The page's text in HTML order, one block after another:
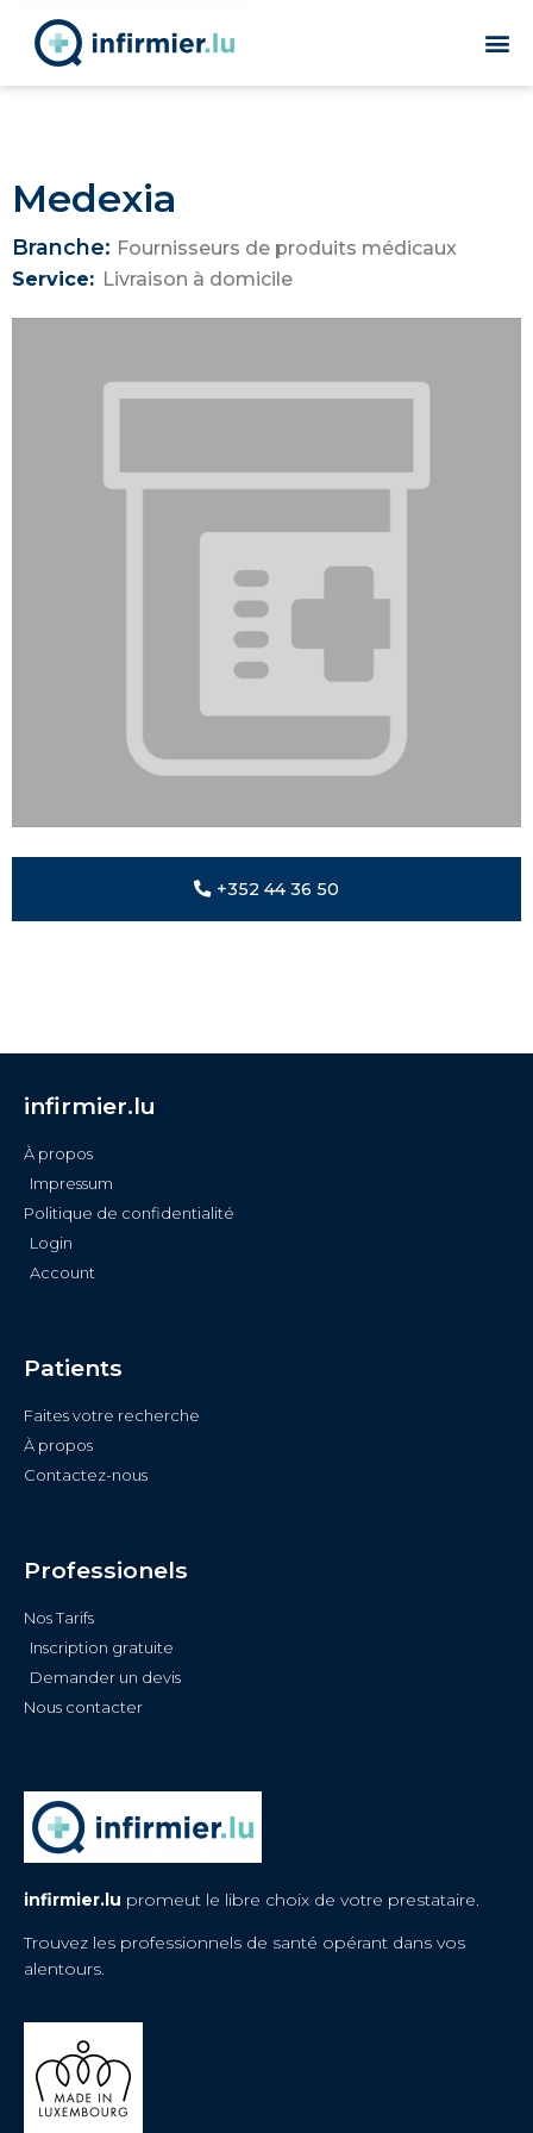
Medexia
Branche: Fournisseurs de produits médicaux
Service: Livraison à domicile
+352 44 36 50
infirmier.lu
À propos
Impressum
Politique de confidentialité
Login
Account
Patients
Faites votre recherche
À propos
Contactez-nous
Professionels
Nos Tarifs
Inscription gratuite
Demander un devis
Nous contacter
infirmier.lu promeut le libre choix de votre prestataire.
Trouvez les professionnels de santé opérant dans vos
alentours.